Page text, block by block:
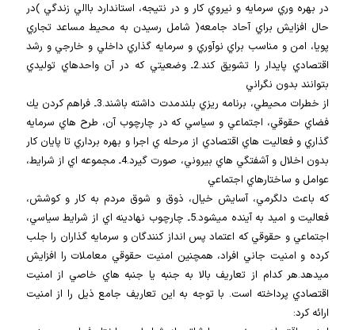
در بهره وري سرمايه و نيروي كار و در نتيجه، استاندارد باالي زندگي )در
حال افزايش براي آحاد جامعه( شامل رسيدن به محيط مساعد تجاري
پويا، امن و مناسب براي نوآوري و سرمايه گذاري داخلي و خارجي و رشد
اقتصادي پايدار را تشويق كند.2ـ وضعيتي كه در آن واحدهاي توليدي
بتوانند بدون نگراني
از خطرات محيطي، برنامه ريزي بلندمدت داشته باشند.3ـ فراهم كردن يك
فضاي حقوقي، اجتماعي و سياسي كه در چارچوب آن، طرح هاي سرمايه
گذاري و فعاليت هاي اقتصادي از مرحله ي اجرا و بهره برداري تا پايان كار
بدون اخلال و آشفتگي هاي بيروني، صورت گيرد.4ـ مجموعه اي از شرايط،
عوامل و ساختارهاي اجتماعي
كه باعث دلگرمي، آسايش خيال، ذوق و شوق مردم به كار و كوشش،
فعاليت و اميد به آينده ميشود.5ـ چارچوب نهادينه اي از شرايط سياسي،
اجتماعي و حقوقي كه اعتماد پس انداز كنندگان و سرمايه گذاران را جلب
كرده و امنيت جاني افراد، همچنين امنيت حقوقي معاملات را افزايش
ميدهد.هر كدام از تعاريف بالا به جنبه يا جنبه هاي خاصي از امنيت
اقتصادي پرداخته است. با توجه به اين تعاريف جامع ذيل را از امنيت
ارائه كرد: